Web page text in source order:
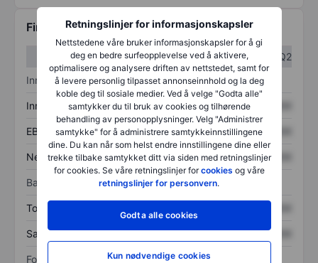
Retningslinjer for informasjonskapsler
Nettstedene våre bruker informasjonskapsler for å gi
deg en bedre surfeopplevelse ved å aktivere,
optimalisere og analysere driften av nettstedet, samt for
å levere personlig tilpasset annonseinnhold og la deg
koble deg til sosiale medier. Ved å velge "Godta alle"
samtykker du til bruk av cookies og tilhørende
behandling av personopplysninger. Velg "Administrer
samtykke" for å administrere samtykkeinnstillingene
dine. Du kan når som helst endre innstillingene dine eller
trekke tilbake samtykket ditt via siden med retningslinjer
for cookies. Se våre retningslinjer forcookies og våre
retningslinjer for personvern.
Godta alle cookies
Kun nødvendige cookies
Finansiell informasjon
Q1
Q2
Inntektsoversikt
Inntekter XXXXXXX XXXXXXX
EBITDA XXXXXXX XXXXXXX
Nettoinntekt XXXXXXX XXXXXXX
Balanse
Totale eiendeler
Samlet gjeld XXXXXXX XXXXXXX
Forholdstall